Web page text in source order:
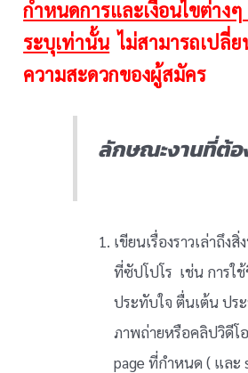
กำหนดการและเงื่อนไขต่าง
ระบุเท่านั้น ไม่สามารถเปลี่
ความสะดวกของผู้สมัคร
ลักษณะงานที่ต้อ
เขียนเรื่องราวเล่าถึง
ที่ซัปโปโร เช่น การใ
ประทับใจ ตื่นเต้น ปร
ภาพถ่ายหรือคลิปวิดี
page ที่กำหนด ( และ